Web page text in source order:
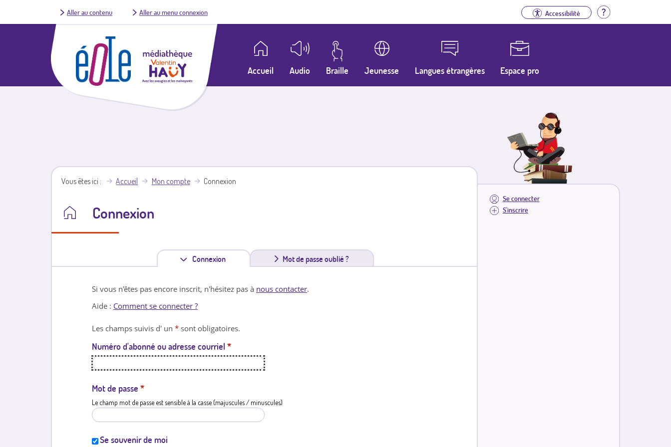
Aller au contenu Aller au menu connexion Accessibilité Aide
Accueil Audio Braille Jeunesse Langues étrangères Espace pro
Se connecter
S'inscrire
Vous êtes ici Accueil Mon compte Connexion
Connexion
Connexion
n
l
e
Mot de passe oublié ?
Si vous n'êtes pas encore inscrit, n'hésitez pas à nous contacter.
Aide : Comment se connecter ?
Les champs suivis d' un * sont obligatoires.
Numéro d'abonné ou adresse courriel *
Mot de passe *
Le champ mot de passe est sensible à la casse (majuscules / minuscules)
Se souvenir de moi